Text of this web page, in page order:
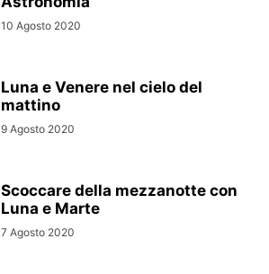
10 Agosto 2020
Luna e Venere nel cielo del
mattino
9 Agosto 2020
Scoccare della mezzanotte con
Luna e Marte
7 Agosto 2020